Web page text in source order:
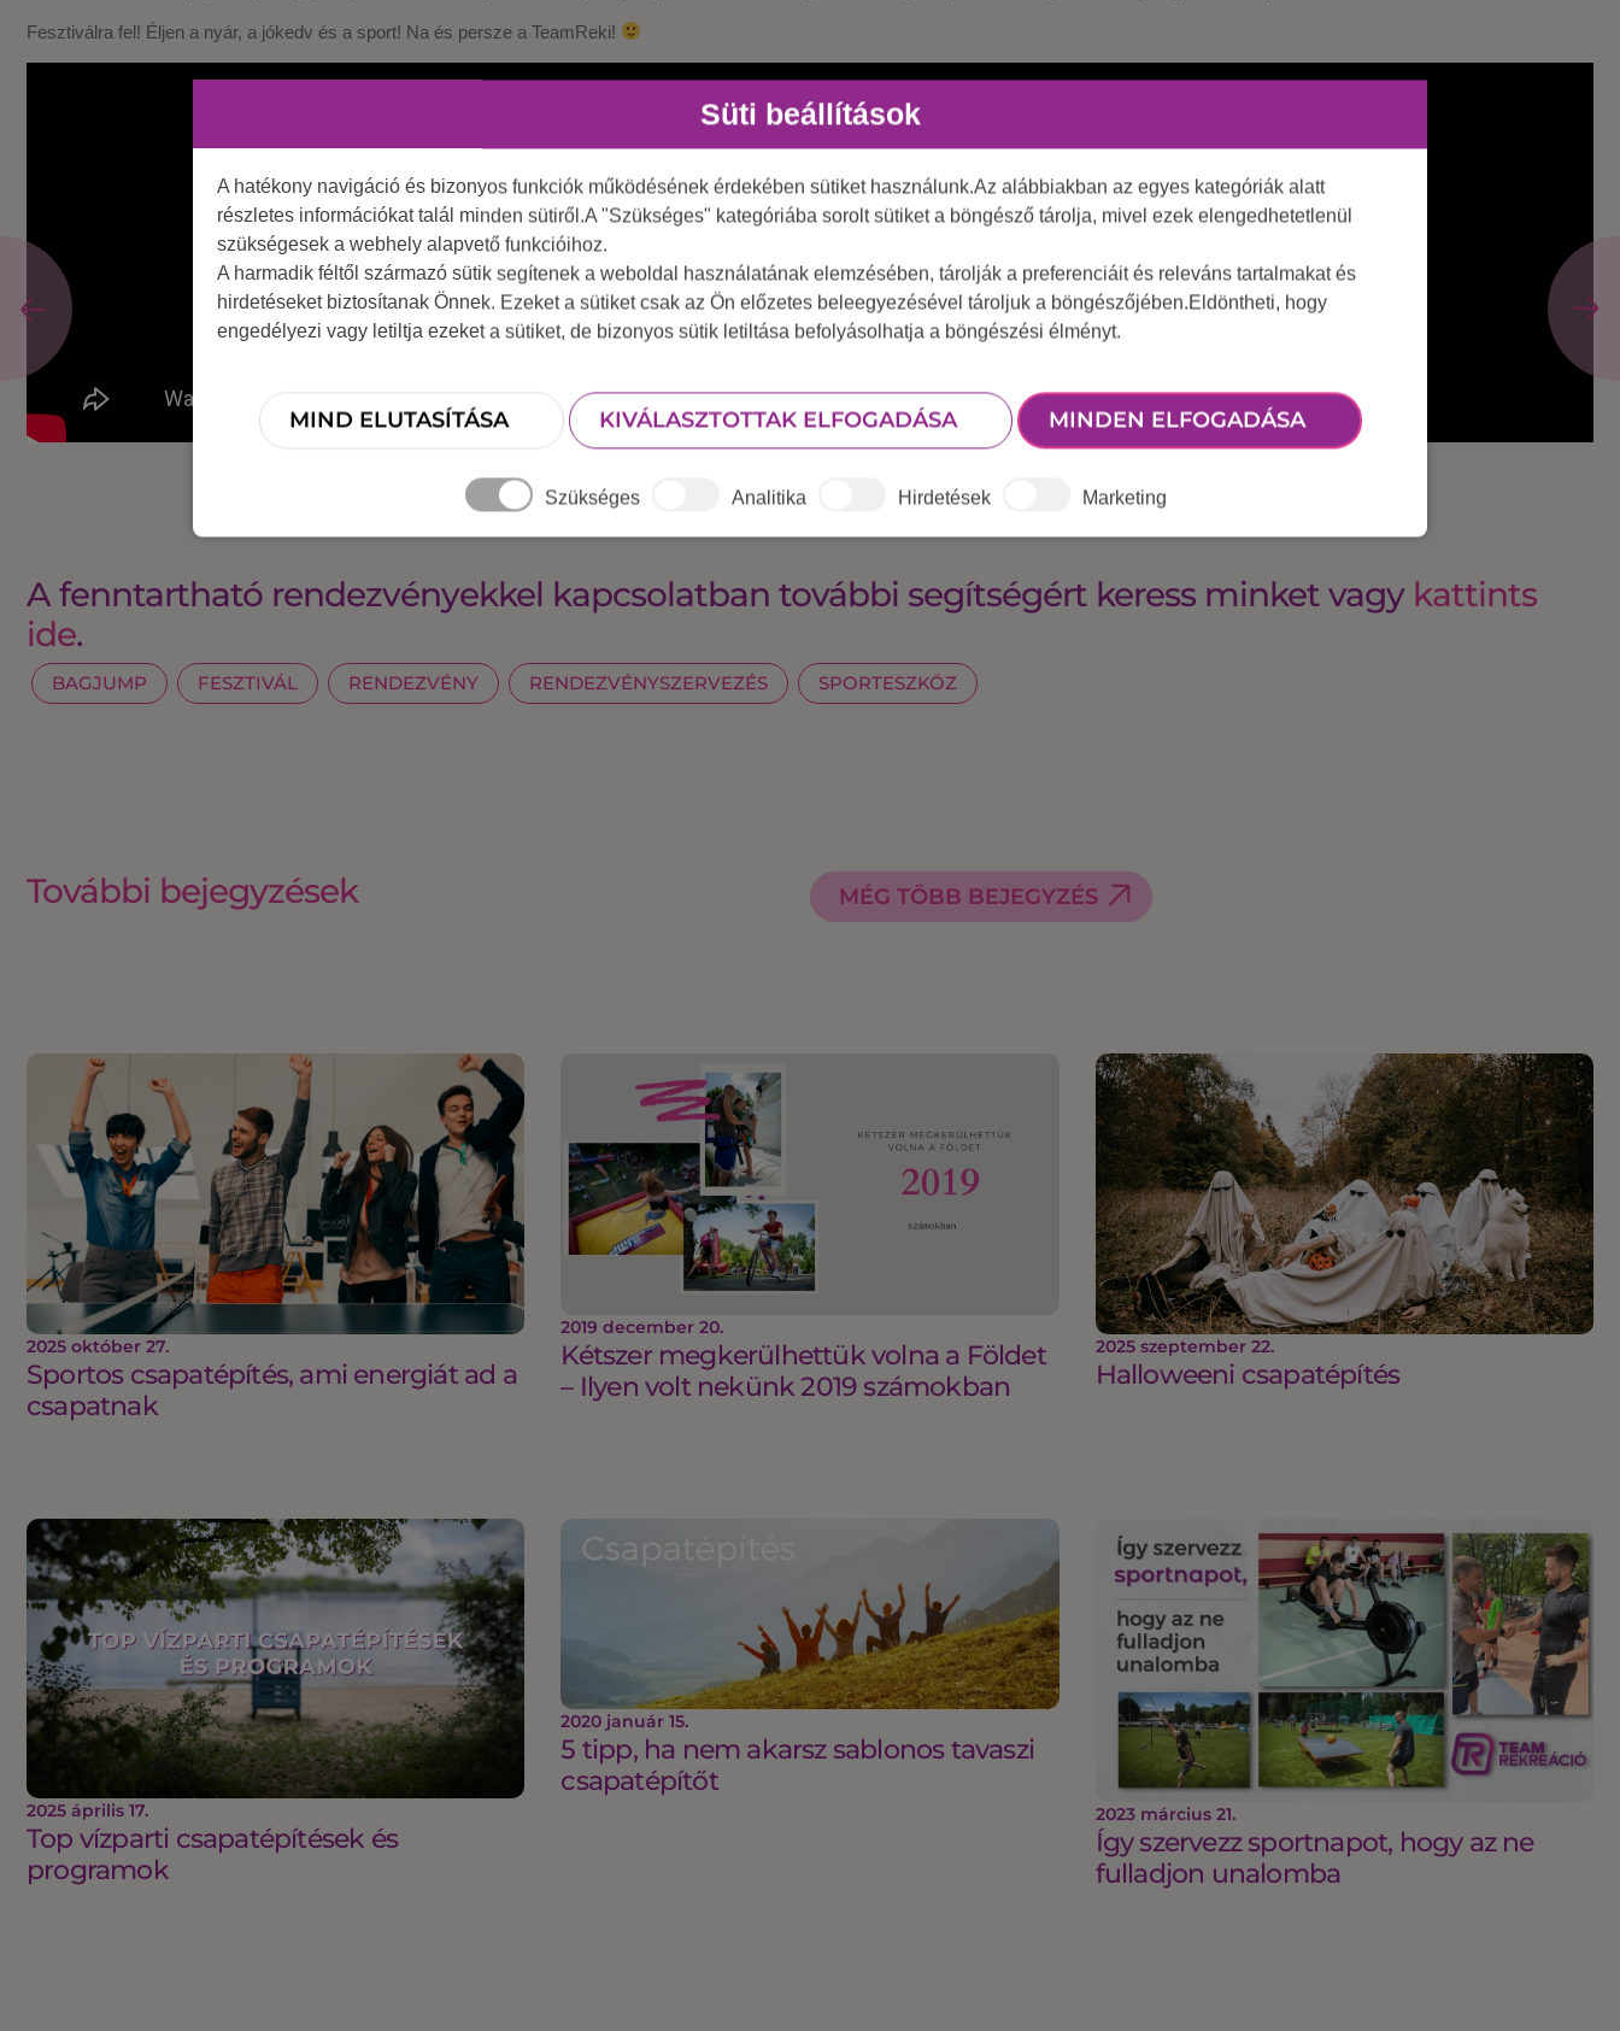
Fesztiválra fel! Éljen a nyár, a jókedv és a sport! Na és persze a TeamReki!
A fenntartható rendezvényekkel kapcsolatban további segítségért keress minket vagy kattints
ide.
BAGJUMP FESZTIVÁL RENDEZVÉNY RENDEZVÉNYSZERVEZÉS SPORTESZKÖZ
További bejegyzések MÉG TÖBB BEJEGYZÉS
2025 október 27.
Sportos csapatépítés, ami energiát ad a
csapatnak
2019 december 20.
Kétszer megkerülhettük volna a Földet
– Ilyen volt nekünk 2019 számokban
2025 szeptember 22.
Halloweeni csapatépítés
2025 április 17.
Top vízparti csapatépítések és
programok
2020 január 15.
5 tipp, ha nem akarsz sablonos tavaszi
csapatépítőt
2023 március 21.
Így szervezz sportnapot, hogy az ne
fulladjon unalomba
Süti beállítások
A hatékony navigáció és bizonyos funkciók működésének érdekében sütiket használunk.Az alábbiakban az egyes kategóriák alatt
részletes információkat talál minden sütiről.A "Szükséges" kategóriába sorolt sütiket a böngésző tárolja, mivel ezek elengedhetetlenül
szükségesek a webhely alapvető funkcióihoz.
A harmadik féltől származó sütik segítenek a weboldal használatának elemzésében, tárolják a preferenciáit és releváns tartalmakat és
hirdetéseket biztosítanak Önnek. Ezeket a sütiket csak az Ön előzetes beleegyezésével tároljuk a böngészőjében.Eldöntheti, hogy
engedélyezi vagy letiltja ezeket a sütiket, de bizonyos sütik letiltása befolyásolhatja a böngészési élményt.
MIND ELUTASÍTÁSA KIVÁLASZTOTTAK ELFOGADÁSA MINDEN ELFOGADÁSA
Szükséges Analitika Hirdetések Marketing